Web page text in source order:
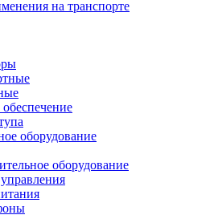
на транспорте
оборудование
оборудование